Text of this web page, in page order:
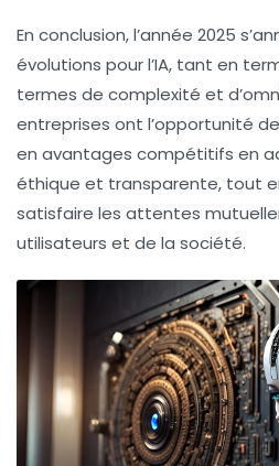
En conclusion, l’année 2025
évolutions pour l’IA, tant en
termes de complexité et
entreprises ont l’opportunité
en avantages compétitifs en
éthique et transparente, tout
satisfaire les attentes
utilisateurs et de la société.